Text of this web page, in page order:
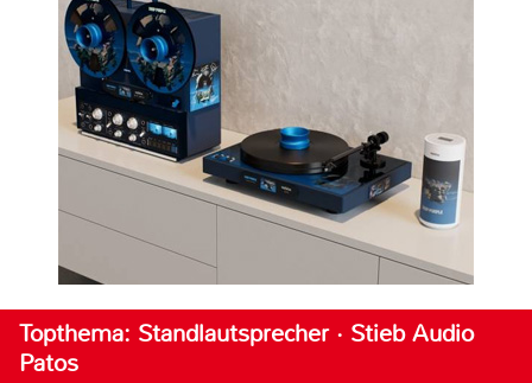
Topthema: Standlautsprecher · Stieb Audio
Patos